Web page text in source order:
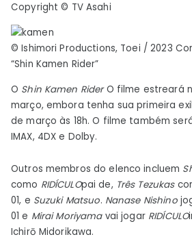
Copyright © TV Asahi
© Ishimori Productions, Toei / 2023
“Shin Kamen Rider”
O Shin Kamen RiderO filme estreará
março, embora tenha sua primeira
de março às 18h. O filme também
IMAX, 4DX e Dolby.
Outros membros do elenco incluem
como RIDÍCULOpai de, Três Tezukas
01, e Suzuki Matsuo. Nanase Nishino
01 e Mirai Moriyamavai jogar RIDÍCULO
Ichirō Midorikawa.